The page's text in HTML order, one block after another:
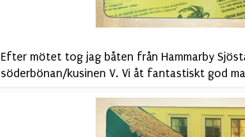
Efter mötet tog jag båten från Hammarby
söderbönan/kusinen V. Vi åt fantastiskt god